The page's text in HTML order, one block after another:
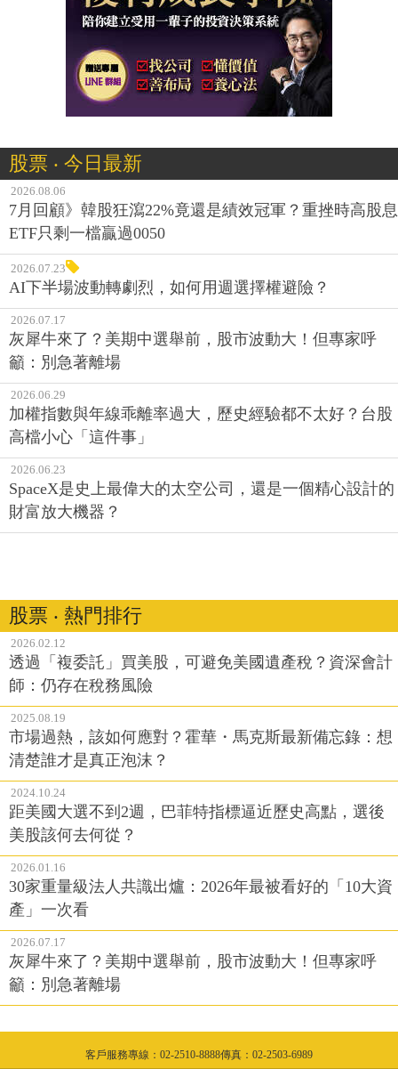
股票 ‧ 今日最新
2026.08.06
7月回顧》韓股狂瀉22%竟還是績效冠軍？重挫時高股息
ETF只剩一檔贏過0050
2026.07.23
AI下半場波動轉劇烈，如何用週選擇權避險？
2026.07.17
灰犀牛來了？美期中選舉前，股市波動大！但專家呼
籲：別急著離場
2026.06.29
加權指數與年線乖離率過大，歷史經驗都不太好？台股
高檔小心「這件事」
2026.06.23
SpaceX是史上最偉大的太空公司，還是一個精心設計的
財富放大機器？
股票 ‧ 熱門排行
2026.02.12
透過「複委託」買美股，可避免美國遺產稅？資深會計
師：仍存在稅務風險
2025.08.19
市場過熱，該如何應對？霍華・馬克斯最新備忘錄：想
清楚誰才是真正泡沫？
2024.10.24
距美國大選不到2週，巴菲特指標逼近歷史高點，選後
美股該何去何從？
2026.01.16
30家重量級法人共識出爐：2026年最被看好的「10大資
產」一次看
2026.07.17
灰犀牛來了？美期中選舉前，股市波動大！但專家呼
籲：別急著離場
客戶服務專線：02-2510-8888傳真：02-2503-6989